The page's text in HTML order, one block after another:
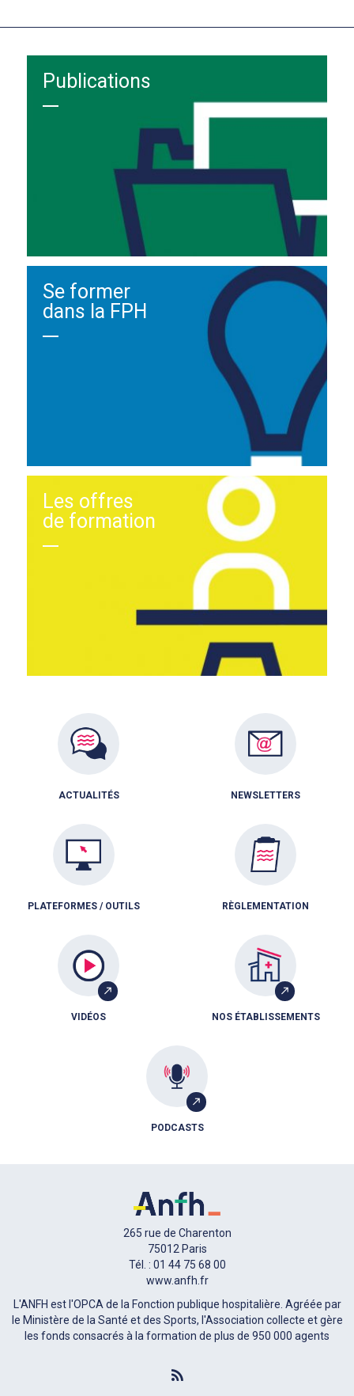
Publications
Se former
dans la FPH
Les offres
de formation
ACTUALITÉS NEWSLETTERS
PLATEFORMES / OUTILS RÈGLEMENTATION
VIDÉOS NOS ÉTABLISSEMENTS
PODCASTS
265 rue de Charenton
75012 Paris
Tél. : 01 44 75 68 00
www.anfh.fr
L'ANFH est l'OPCA de la Fonction publique hospitalière. Agréée par
le Ministère de la Santé et des Sports, l'Association collecte et gère
les fonds consacrés à la formation de plus de 950 000 agents